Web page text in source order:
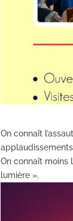
On connaît
On connaît moins
lumière ».